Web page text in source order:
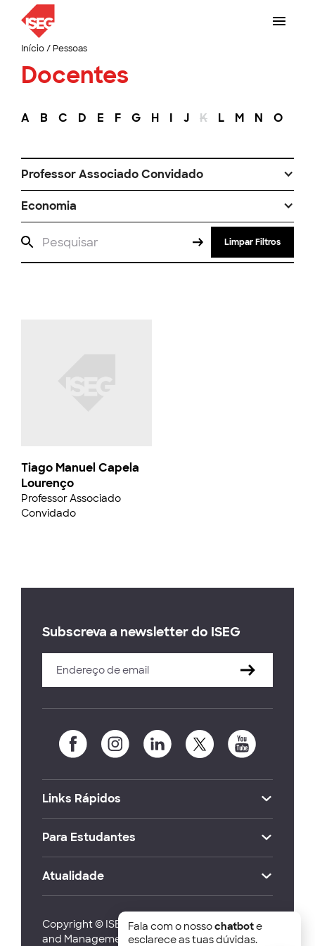
Início/ Pessoas
Docentes
A B C D E F G H I J K L M N O
Professor Associado Convidado
Economia
Limpar Filtros
Tiago Manuel Capela
Lourenço
Professor Associado
Convidado
Subscreva a newsletter do ISEG
Links Rápidos
Para Estudantes
Atualidade
Copyright © ISEG Lisbon School of Economics
and Management 2026
Fala com o nossochatbote
esclarece as tuas dúvidas.